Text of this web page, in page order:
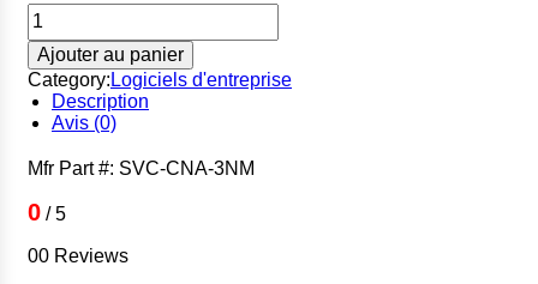
quantité
de
INSEEGO
CONNECT
ADVANCED
W/
CARE,
YEAR
Ajouter au panier
Category: Logiciels d'entreprise
Description
Avis (0)
Mfr Part #: SVC-CNA-3NM
0 / 5
00 Reviews